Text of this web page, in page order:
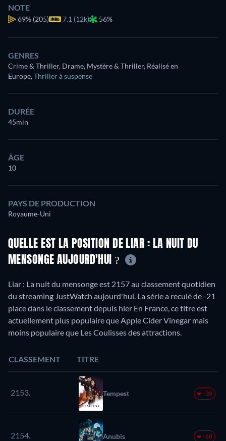
NOTE
69% (205) 7.1 (12k) 56%
GENRES
Crime & Thriller, Drame, Mystère & Thriller, Réalisé en
Europe,Thriller à suspense
DURÉE
45min
ÂGE
10
PAYS DE PRODUCTION
Royaume-Uni
QUELLE EST LA POSITION DE LIAR : LA NUIT DU
MENSONGE AUJOURD'HUI ?
Liar : La nuit du mensonge est 2157 au classement quotidien
du streaming JustWatch aujourd'hui. La série a reculé de -21
place dans le classement depuis hier En France, ce titre est
actuellement plus populaire que Apple Cider Vinegar mais
moins populaire que Les Coulisses des attractions.
CLASSEMENT TITRE
2153. Tempest -38
2154. Anubis -68